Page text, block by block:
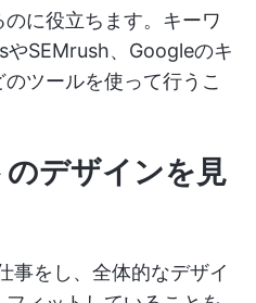
に役立ちます。キーワ
SEMrush、Googleのキ
ツールを使って行うこ
デザインを見
事をし、全体的なデザイ